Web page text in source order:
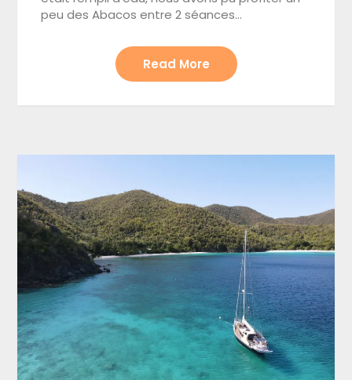
peu des Abacos entre 2 séances…
Read More